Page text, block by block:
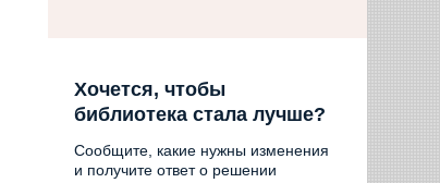
Хочется, чтобы
библиотека стала лучше?
Сообщите, какие нужны изменения
и получите ответ о решении